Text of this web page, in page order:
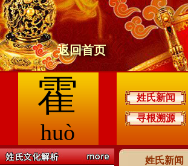
返回首页
霍
huò
姓氏新闻
寻根溯源
姓氏新闻